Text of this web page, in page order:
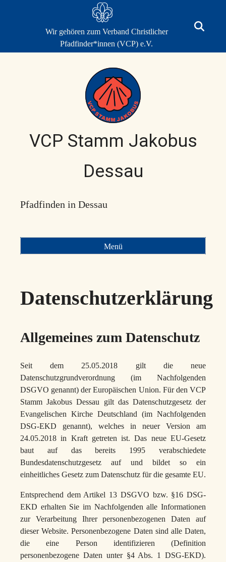
Wir gehören zum Verband Christlicher
Pfadfinder*innen (VCP) e.V.
VCP Stamm Jakobus
Dessau
Pfadfinden in Dessau
Menü
Datenschutzerklärung
Allgemeines zum Datenschutz
Seit dem 25.05.2018 gilt die neue
Datenschutzgrundverordnung (im Nachfolgenden
DSGVO genannt) der Europäischen Union. Für den VCP
Stamm Jakobus Dessau gilt das Datenschutzgesetz der
Evangelischen Kirche Deutschland (im Nachfolgenden
DSG-EKD genannt), welches in neuer Version am
24.05.2018 in Kraft getreten ist. Das neue EU-Gesetz
baut auf das bereits 1995 verabschiedete
Bundesdatenschutzgesetz auf und bildet so ein
einheitliches Gesetz zum Datenschutz für die gesamte EU.
Entsprechend dem Artikel 13 DSGVO bzw. §16 DSG-
EKD erhalten Sie im Nachfolgenden alle Informationen
zur Verarbeitung Ihrer personenbezogenen Daten auf
dieser Website. Personenbezogene Daten sind alle Daten,
die eine Person identifizieren (Definition
personenbezogene Daten unter §4 Abs. 1 DSG-EKD).